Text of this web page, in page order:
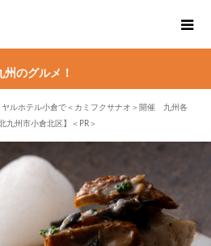
州のグルメ！
ヤルホテル小倉で＜カミフクサナオ＞開催 九州各
九州市小倉北区】＜PR＞